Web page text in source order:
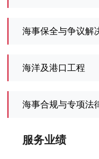
海事保全与争议解
海洋及港口工程
海事合规与专项法
服务业绩